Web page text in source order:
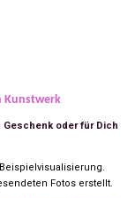
Kunstwerk
oder für Dich
Fotos erstellt.